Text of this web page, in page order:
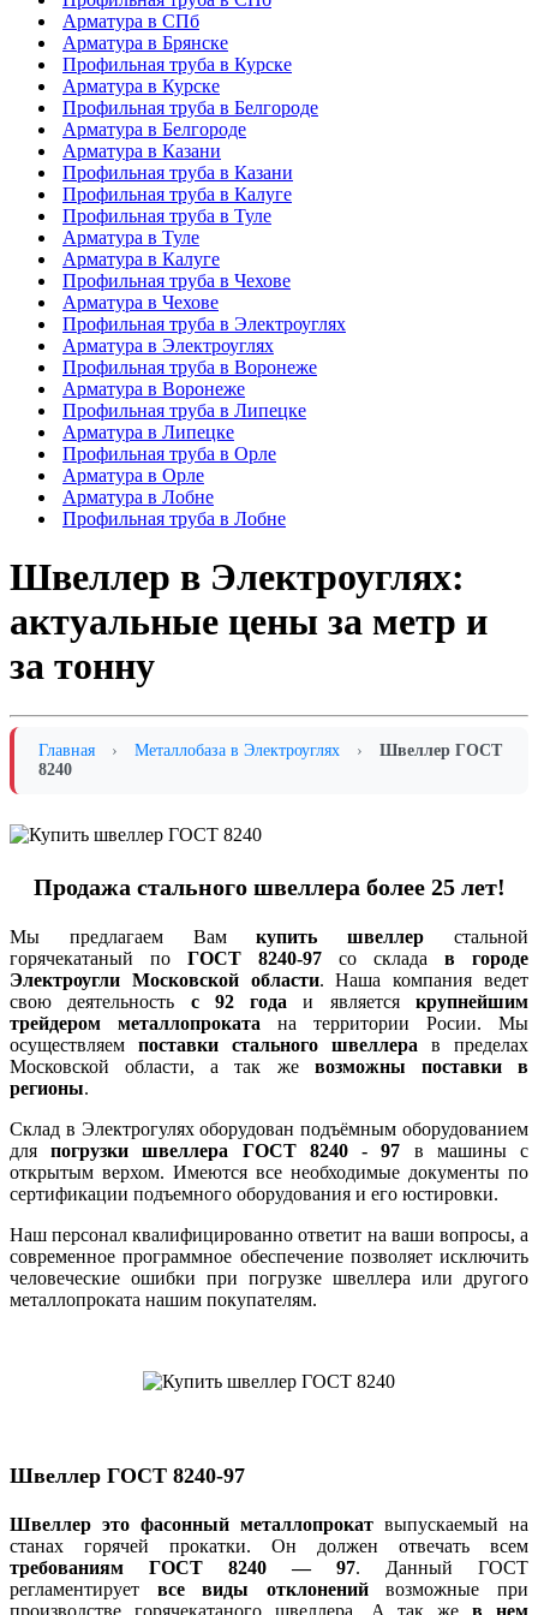
Арматура в СПб
Арматура в Брянске
Профильная труба в Курске
Арматура в Курске
Профильная труба в Белгороде
Арматура в Белгороде
Арматура в Казани
Профильная труба в Казани
Профильная труба в Калуге
Профильная труба в Туле
Арматура в Туле
Арматура в Калуге
Профильная труба в Чехове
Арматура в Чехове
Профильная труба в Электроуглях
Арматура в Электроуглях
Профильная труба в Воронеже
Арматура в Воронеже
Профильная труба в Липецке
Арматура в Липецке
Профильная труба в Орле
Арматура в Орле
Арматура в Лобне
Профильная труба в Лобне
Швеллер в Электроуглях:
актуальные цены за метр и
за тонну
Главная › Металлобаза в Электроуглях ›
Швеллер ГОСТ
8240
Продажа стального швеллера более 25 лет!
Мы предлагаем Вамкупить швеллер стальной
горячекатаный по ГОСТ 8240-97 со склада в городе
Электроугли Московской области. Наша компания ведет
свою деятельность с 92 года и являетсякрупнейшим
трейдером металлопроката на территории Росии. Мы
осуществляем поставки стального швеллера в пределах
Московской области, а так же возможны поставки в
регионы.
Склад в Электрогулях оборудован подъёмным оборудованием
дляпогрузки швеллера ГОСТ 8240 - 97 в машины с
открытым верхом. Имеются все необходимые документы по
сертификации подъемного оборудования и его юстировки.
Наш персонал квалифицированно ответит на ваши вопросы, а
современное программное обеспечение позволяет исключить
человеческие ошибки при погрузке швеллера или другого
металлопроката нашим покупателям.
Швеллер ГОСТ 8240-97
Швеллер это фасонный металлопрокат выпускаемый на
станах горячей прокатки. Он должен отвечать всем
требованиям ГОСТ 8240 — 97. Данный ГОСТ
регламентирует все виды отклоненийвозможные при
производстве горячекатаного швеллера. А так жев нем